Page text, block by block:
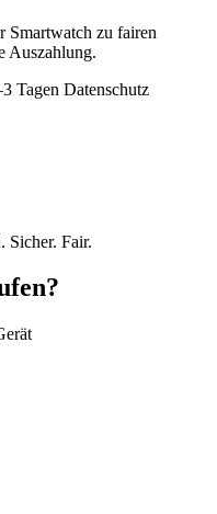
Smartwatch zu fairen
Auszahlung.
Tagen Datenschutz
Sicher. Fair.